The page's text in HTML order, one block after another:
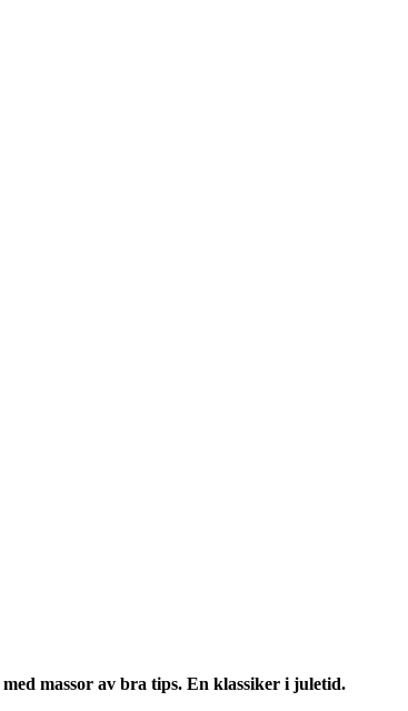
med massor av bra tips. En klassiker i juletid.